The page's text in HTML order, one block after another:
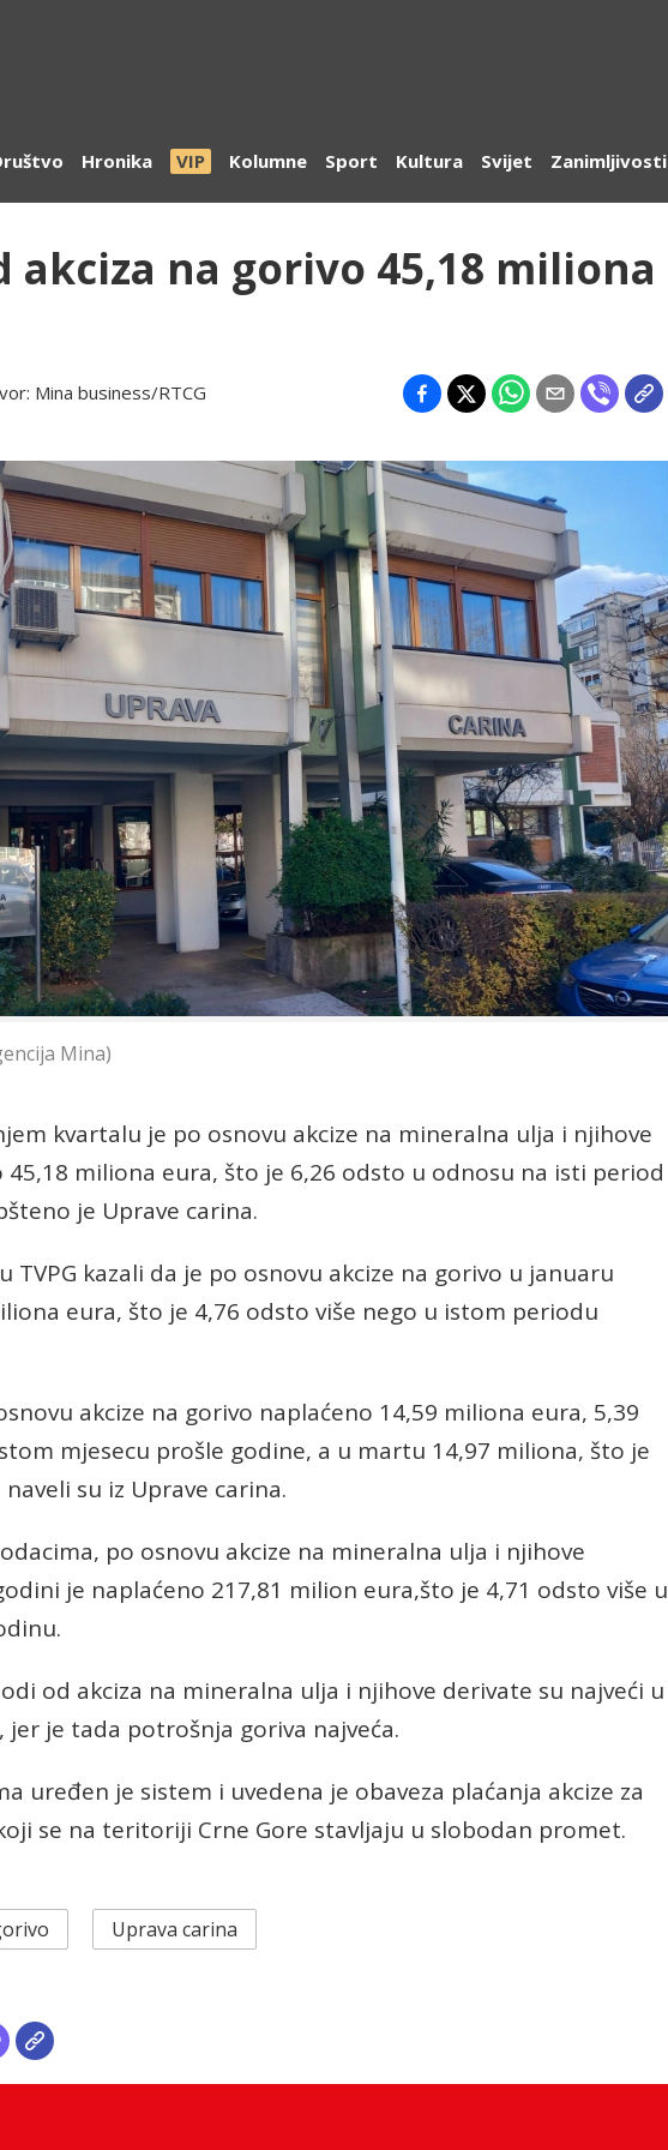
Hronika VIP Kolumne Sport Kultura Svijet Zanimljivosti
akciza na gorivo 45,18 miliona
Mina business/RTCG
Mina)
kvartalu je po osnovu akcize na mineralna ulja i njihove
miliona eura, što je 6,26 odsto u odnosu na isti period
je Uprave carina.
TVPG kazali da je po osnovu akcize na gorivo u januaru
eura, što je 4,76 odsto više nego u istom periodu
akcize na gorivo naplaćeno 14,59 miliona eura, 5,39
mjesecu prošle godine, a u martu 14,97 miliona, što je
su iz Uprave carina.
po osnovu akcize na mineralna ulja i njihove
je naplaćeno 217,81 milion eura,što je 4,71 odsto više u
od akciza na mineralna ulja i njihove derivate su najveći u
jer je tada potrošnja goriva najveća.
uređen je sistem i uvedena je obaveza plaćanja akcize za
se na teritoriji Crne Gore stavljaju u slobodan promet.
Uprava carina